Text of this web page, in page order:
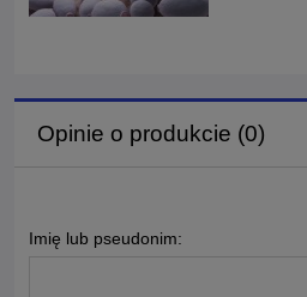
Opinie o produkcie (0)
Imię lub pseudonim: